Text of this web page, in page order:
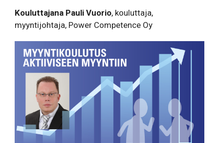
Kouluttajana Pauli Vuorio, kouluttaja,
myyntijohtaja, Power Competence Oy